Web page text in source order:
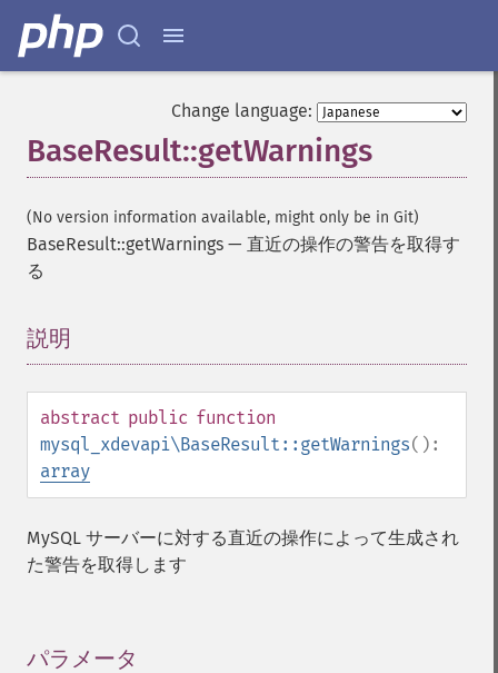
Change language:
BaseResult::getWarnings
(No version information available, might only be in Git)
BaseResult::getWarnings — 直近の操作の警告を取得す
る
説明
abstract public function
mysql_xdevapi\BaseResult::getWarnings():
array
MySQL サーバーに対する直近の操作によって生成され
た警告を取得します
パラメータ